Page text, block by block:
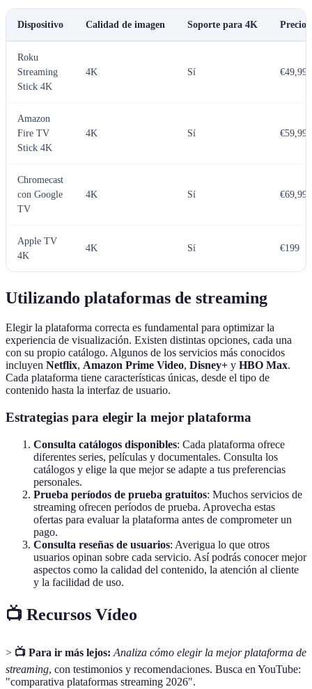
Dispositivo Calidad de imagen Soporte para 4K Precio
Roku
Streaming
Stick 4K
4K Sí €49,99
Amazon
Fire TV
Stick 4K
4K Sí €59,99
Chromecast
con Google
TV
4K Sí €69,99
Apple TV
4K
4K Sí €199
Utilizando plataformas de streaming
Elegir la plataforma correcta es fundamental para optimizar la
experiencia de visualización. Existen distintas opciones, cada una
con su propio catálogo. Algunos de los servicios más conocidos
incluyen Netflix, Amazon Prime Video, Disney+ y HBO Max.
Cada plataforma tiene características únicas, desde el tipo de
contenido hasta la interfaz de usuario.
Estrategias para elegir la mejor plataforma
Consulta catálogos disponibles: Cada plataforma ofrece
diferentes series, películas y documentales. Consulta los
catálogos y elige la que mejor se adapte a tus preferencias
personales.
Prueba períodos de prueba gratuitos: Muchos servicios de
streaming ofrecen períodos de prueba. Aprovecha estas
ofertas para evaluar la plataforma antes de comprometer un
pago.
Consulta reseñas de usuarios: Averigua lo que otros
usuarios opinan sobre cada servicio. Así podrás conocer mejor
aspectos como la calidad del contenido, la atención al cliente
y la facilidad de uso.
📺 Recursos Vídeo
> 📺 Para ir más lejos: Analiza cómo elegir la mejor plataforma de
streaming, con testimonios y recomendaciones. Busca en YouTube:
"comparativa plataformas streaming 2026".